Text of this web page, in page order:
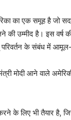
का एक समूह है जो
उम्मीद है। इस वर्ष
परिवर्तन के संबंध में
मोदी आने वाले
लिए भी तैयार है,